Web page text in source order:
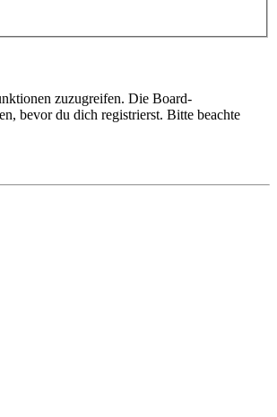
zuzugreifen. Die Board-
bevor du dich registrierst. Bitte beachte